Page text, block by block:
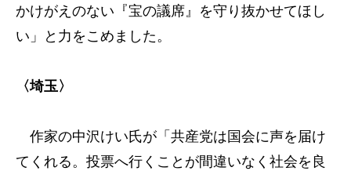
かけがえのない『宝の議席』を守り抜かせてほし
い」と力をこめました。
〈埼玉〉
作家の中沢けい氏が「共産党は国会に声を届け
てくれる。投票へ行くことが間違いなく社会を良